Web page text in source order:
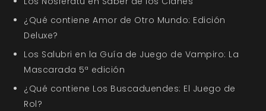
¿Qué contiene Amor de Otro Mundo: Edición
Deluxe?
Los Salubri en la Guía de Juego de Vampiro: La
Mascarada 5ª edición
¿Qué contiene Los Buscaduendes: El Juego de
Rol?